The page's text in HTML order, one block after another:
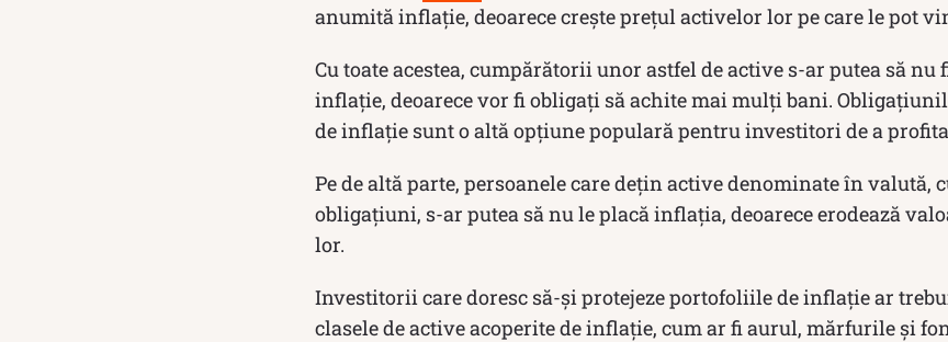
anumită inflație, deoarece crește prețul activelor lor pe care le pot
Cu toate acestea, cumpărătorii unor astfel de active s-ar putea să
inflație, deoarece vor fi obligați să achite mai mulți bani.
de inflație sunt o altă opțiune populară pentru investitori de a
Pe de altă parte, persoanele care dețin active denominate în valută,
obligațiuni, s-ar putea să nu le placă inflația, deoarece erodează
lor.
Investitorii care doresc să-și protejeze portofoliile de inflație ar
clasele de active acoperite de inflație, cum ar fi aurul, mărfurile și